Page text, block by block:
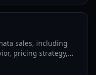
sales, including
pricing strategy,